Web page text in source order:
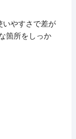
いやすさで差が
箇所をしっか